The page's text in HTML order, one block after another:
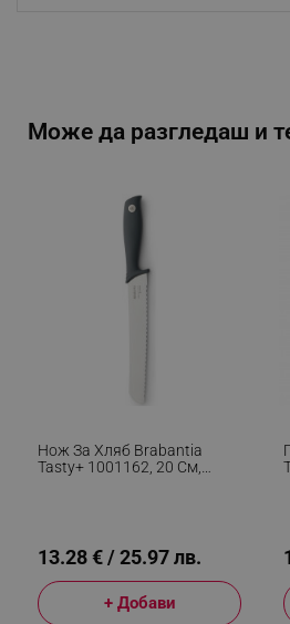
Може да разгледаш и
Нож За Хляб Brabantia
Tasty+ 1001162, 20 См,
13.28 € / 25.97 лв.
+ Добави